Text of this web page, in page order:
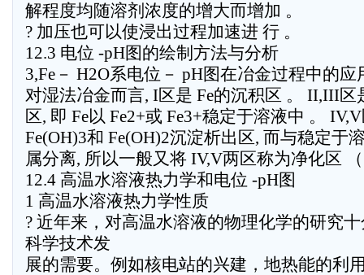
解程度均随溶剂浓度的增大而增加 。
? 加压也可以使浸出过程加速进 行 。
12.3 电位 -pH图的绘制方法与分析
3,Fe－ H2O系电位－ pH图在冶金过程中的应
对湿法冶金而言, I区是 Fe的沉积区 。 II,III区
区, 即 Fe以 Fe2+或 Fe3+稳定于溶液中 。
Fe(OH)3和 Fe(OH)2沉淀析出区, 而与稳定于
属分离, 所以一般又将 IV,V两区称为净化区
12.4 高温水溶液热力学和电位 -pH图
1 高温水溶液热力学性质
? 近年来，对高温水溶液的物理化学的研究
科学技术发
展的需要。例如核电站的兴建，地热能的利